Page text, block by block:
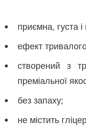
приємна, густа
ефект
створений з
преміальної
без запаху;
не містить